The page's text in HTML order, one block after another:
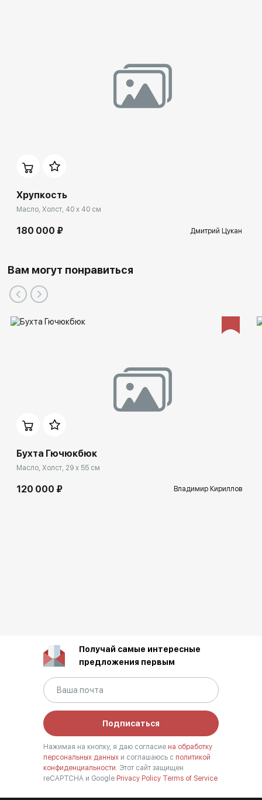
Хрупкость
Масло, Холст, 40 x 40 см
180 000 ₽ Дмитрий Цукан
Вам могут понравиться
Бухта Гючюкбюк
Масло, Холст, 29 x 55 см
120 000 ₽ Владимир Кириллов
Получай самые интересные
предложения первым
Подписаться
Нажимая на кнопку, я даю согласие на обработку
персональных данных и соглашаюсь с политикой
конфиденциальности. Этот сайт защищен
reCAPTCHA и Google Privacy Policy Terms of Service